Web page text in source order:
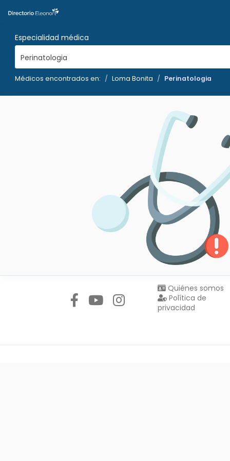
Especialidad médica
Perinatologia
Médicos encontrados en: Loma Bonita Perinatologia
Quiénes somos
Política de
privacidad